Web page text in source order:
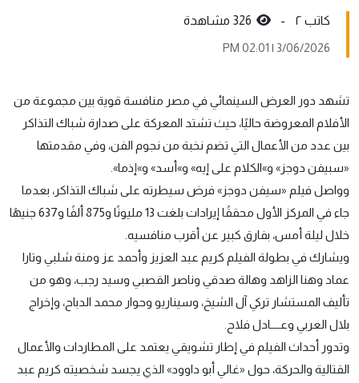
کاتب ٢ -
3/06/2026 | 02:01 PM
تشهد دور العرض السينمائي في مصر منافسة قوية بين مجموعة من
الأفلام المعروضة حاليًا، حيث تشتد المعركة على صدارة شباك التذاكر
بين عدد من الأعمال التي تضم نخبة من نجوم الفن، وفي مقدمتها
«سبيفن دوجز» و»الكلام على إيه» و»أسد» و»إذما».
وواصل فيلم «سيفن دوجز» فرض سيطرته على شباك التذاكر، بعدما
جاء في المركز الأول محققًا إيرادات بلغت 13 مليونًا و875 ألفًا و637 جنيهًا
خلال ليلة أمس، بفارق كبير عن أقرب منافسيه.
ويشارك في بطولة الفيلم كريم عبد العزيز وأحمد عز ومنة شلبي وتارا
عماد وهنا الزاهد وهالة صدقي وناصر القصبي وسيد رجب، وهو من
تأليف المستشار تركي آل الشيخ، وسيناريو وحوار محمد الدباح، وإخراج
بلال العربي وعــــادل فلاح.
وتدور أحداث الفيلم في إطار تشويقي يعتمد على المطاردات والأعمال
القتالية والحركة، حول «غالي أبو داوود» الذي يجسد شخصيته كريم عبد